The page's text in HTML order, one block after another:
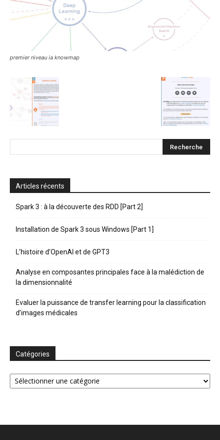
premier niveau ia knowmap
Articles récents
Spark 3 : à la découverte des RDD [Part 2]
Installation de Spark 3 sous Windows [Part 1]
L’histoire d’OpenAI et de GPT3
Analyse en composantes principales face à la malédiction de
la dimensionnalité
Evaluer la puissance de transfer learning pour la classification
d’images médicales
Catégories
Catégories